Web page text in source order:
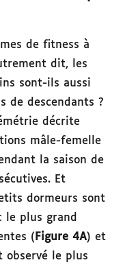
de fitness à
dit, les
sont-ils aussi
de descendants ?
décrite
mâle-femelle
la saison de
Et
dormeurs sont
le plus grand
( Figure 4A) et
observé le plus